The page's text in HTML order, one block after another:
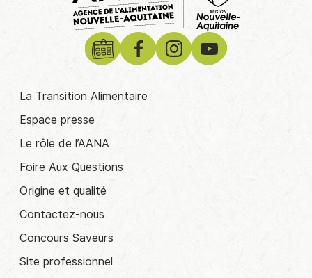
La Transition Alimentaire
Espace presse
Le rôle de l’AANA
Foire Aux Questions
Origine et qualité
Contactez-nous
Concours Saveurs
Site professionnel